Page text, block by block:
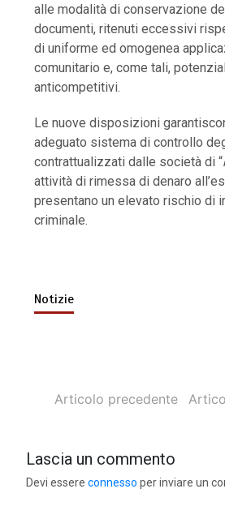
alle modalità di conservazione
documenti, ritenuti eccessivi
di uniforme ed omogenea
comunitario e, come tali,
anticompetitivi.
Le nuove disposizioni
adeguato sistema di controllo
contrattualizzati dalle società di “
attività di rimessa di denaro
presentano un elevato rischio di
criminale.
Notizie
Articolo precedente
Lascia un commento
Devi essereconnesso per inviare un